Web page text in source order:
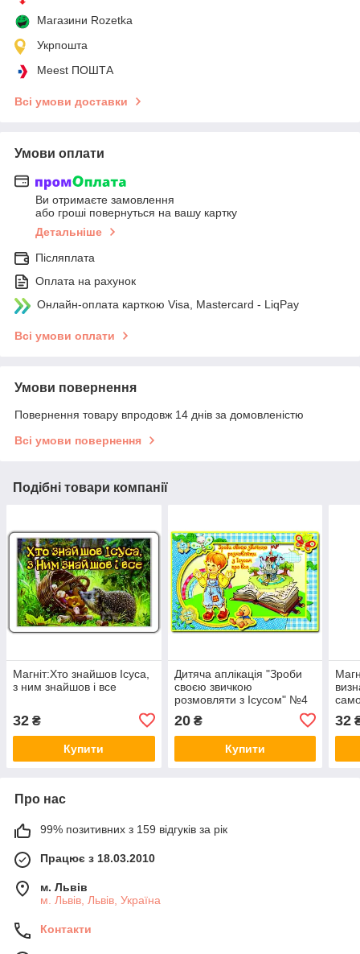
Магазини Rozetka
Укрпошта
Meest ПОШТА
Всі умови доставки
Умови оплати
Ви отримаєте замовлення
або гроші повернуться на вашу картку
Детальніше
Післяплата
Оплата на рахунок
Онлайн-оплата карткою Visa, Mastercard - LiqPay
Всі умови оплати
Умови повернення
Повернення товару впродовж 14 днів за домовленістю
Всі умови повернення
Подібні товари компанії
Магніт:Хто знайшов Ісуса,
з ним знайшов і все
32 ₴
Купити
Дитяча аплікація "Зроби
своєю звичкою
розмовляти з Ісусом" №4
20₴
Купити
32
Про нас
99% позитивних з 159 відгуків за рік
Працює з 18.03.2010
м. Львів
м. Львів, Львів, Україна
Контакти